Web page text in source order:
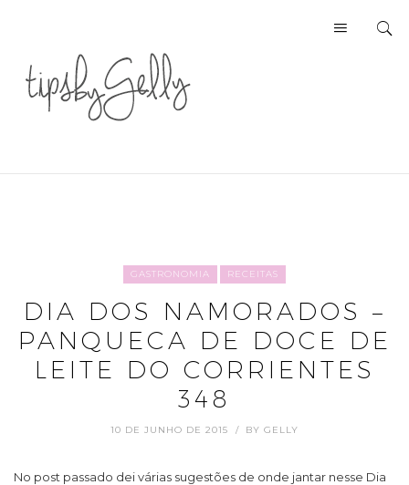
GASTRONOMIA RECEITAS
DIA DOS NAMORADOS –
PANQUECA DE DOCE DE
LEITE DO CORRIENTES
348
10 DE JUNHO DE 2015 BY GELLY
No post passado dei várias sugestões de onde jantar nesse Dia